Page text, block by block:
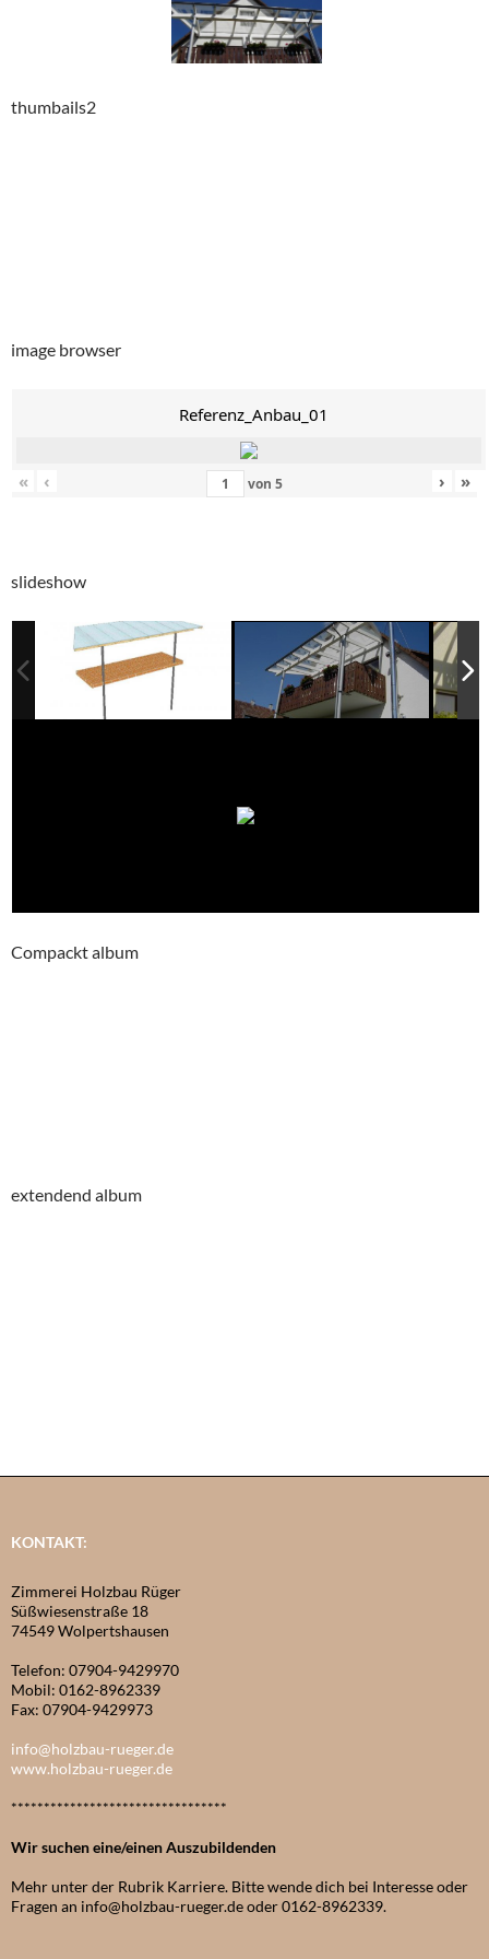
thumbails2
image browser
Referenz_Anbau_01
« ‹ von 5 › »
slideshow
Compackt album
extendend album
KONTAKT:
Zimmerei Holzbau Rüger
Süßwiesenstraße 18
74549 Wolpertshausen
Telefon: 07904-9429970
Mobil: 0162-8962339
Fax: 07904-9429973
info@holzbau-rueger.de
www.holzbau-rueger.de
*********************************
Wir suchen eine/einen Auszubildenden
Mehr unter der Rubrik Karriere. Bitte wende dich bei Interesse oder
Fragen an info@holzbau-rueger.de oder 0162-8962339.